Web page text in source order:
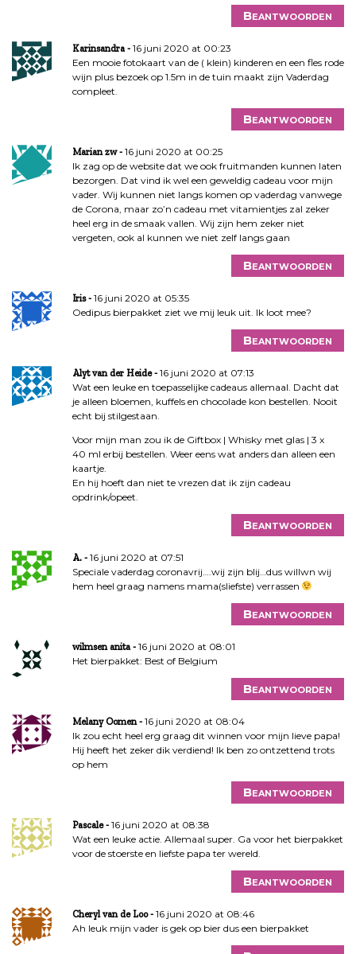
Beantwoorden
Karinsandra
16 juni 2020 at 00:23
Een mooie fotokaart van de ( klein) kinderen en een fles rode
wijn plus bezoek op 1.5m in de tuin maakt zijn Vaderdag
compleet.
Beantwoorden
Marian zw
16 juni 2020 at 00:25
Ik zag op de website dat we ook fruitmanden kunnen laten
bezorgen. Dat vind ik wel een geweldig cadeau voor mijn
vader. Wij kunnen niet langs komen op vaderdag vanwege
de Corona, maar zo’n cadeau met vitamientjes zal zeker
heel erg in de smaak vallen. Wij zijn hem zeker niet
vergeten, ook al kunnen we niet zelf langs gaan
Beantwoorden
Iris
16 juni 2020 at 05:35
Oedipus bierpakket ziet we mij leuk uit. Ik loot mee?
Beantwoorden
Alyt van der Heide
16 juni 2020 at 07:13
Wat een leuke en toepasselijke cadeaus allemaal. Dacht dat
je alleen bloemen, kuffels en chocolade kon bestellen. Nooit
echt bij stilgestaan.
Voor mijn man zou ik de Giftbox | Whisky met glas | 3 x
40 ml erbij bestellen. Weer eens wat anders dan alleen een
kaartje.
En hij hoeft dan niet te vrezen dat ik zijn cadeau
opdrink/opeet.
Beantwoorden
A.
16 juni 2020 at 07:51
Speciale vaderdag coronavrij….wij zijn blij…dus willwn wij
hem heel graag namens mama(sliefste) verrassen
Beantwoorden
wilmsen anita
16 juni 2020 at 08:01
Het bierpakket: Best of Belgium
Beantwoorden
Melany Oomen
16 juni 2020 at 08:04
Ik zou echt heel erg graag dit winnen voor mijn lieve papa!
Hij heeft het zeker dik verdiend! Ik ben zo ontzettend trots
op hem
Beantwoorden
Pascale
16 juni 2020 at 08:38
Wat een leuke actie. Allemaal super. Ga voor het bierpakket
voor de stoerste en liefste papa ter wereld.
Beantwoorden
Cheryl van de Loo
16 juni 2020 at 08:46
Ah leuk mijn vader is gek op bier dus een bierpakket